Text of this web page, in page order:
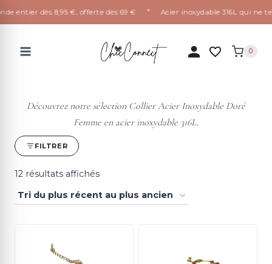
dès 8,95 €, offerte dès 69 € ✦ Acier inoxydable 316L qui ne ternit
0
Découvrez notre sélection Collier Acier Inoxydable Doré
Femme en acier inoxydable 316L.
FILTRER
12 résultats affichésTrié
du